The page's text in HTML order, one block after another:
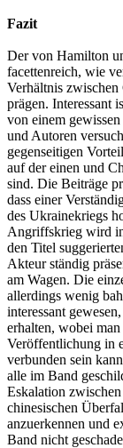
Fazit
Der von Hamilton
facettenreich, wie
Verhältnis zwischen
prägen. Interessant
von einem
und Autoren
gegenseitigen
auf der einen und
sind. Die Beiträge
dass einer
des Ukrainekriegs
Angriffskrieg wird
den Titel
Akteur ständig
am Wagen. Die
allerdings wenig
interessant
erhalten, wobei
Veröffentlichung in
verbunden sein
alle im Band
Eskalation
chinesischen
anzuerkennen und
Band nicht